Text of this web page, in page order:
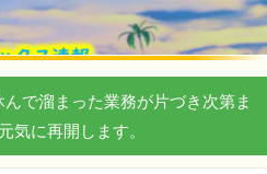
んで溜まった業務が片づき次第ま
気に再開します。